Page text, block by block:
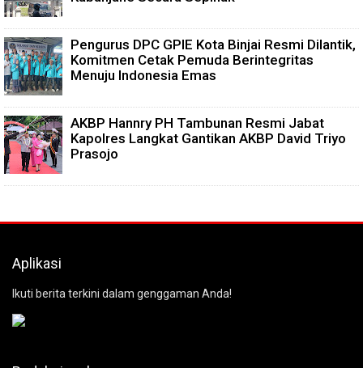
Pengurus DPC GPIE Kota Binjai Resmi Dilantik,
Komitmen Cetak Pemuda Berintegritas
Menuju Indonesia Emas
AKBP Hannry PH Tambunan Resmi Jabat
Kapolres Langkat Gantikan AKBP David Triyo
Prasojo
Aplikasi
Ikuti berita terkini dalam genggaman Anda!